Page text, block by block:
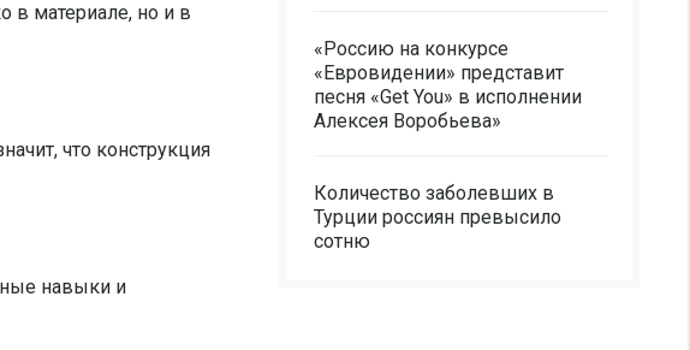
в материале, но и в
что конструкция
навыки и
«Россию на конкурсе
«Евровидении» представит
песня «Get You» в исполнении
Алексея Воробьева»
Количество заболевших в
Турции россиян превысило
сотню